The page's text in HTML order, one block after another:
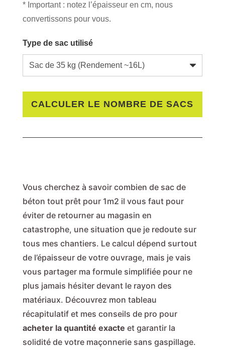
* Important : notez l’épaisseur en cm, nous
convertissons pour vous.
Type de sac utilisé
CALCULER LE NOMBRE DE SACS
Vous cherchez à savoir combien de sac de
béton tout prêt pour 1m2 il vous faut pour
éviter de retourner au magasin en
catastrophe, une situation que je redoute sur
tous mes chantiers. Le calcul dépend surtout
de l’épaisseur de votre ouvrage, mais je vais
vous partager ma formule simplifiée pour ne
plus jamais hésiter devant le rayon des
matériaux. Découvrez mon tableau
récapitulatif et mes conseils de pro pour
acheter la quantité exacte et garantir la
solidité de votre maçonnerie sans gaspillage.